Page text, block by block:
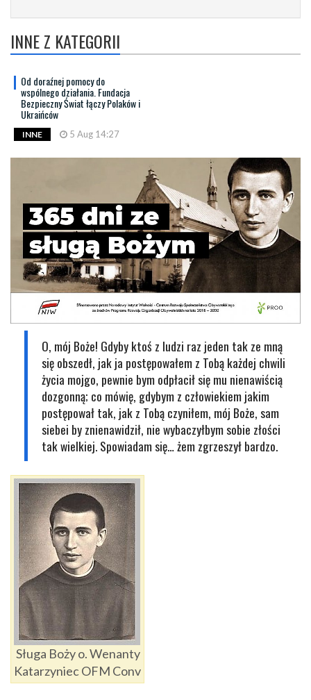
INNE Z KATEGORII
Od doraźnej pomocy do
wspólnego działania. Fundacja
Bezpieczny Świat łączy Polaków i
Ukraińców
INNE 5 Aug 14:27
O, mój Boże! Gdyby ktoś z ludzi raz jeden tak ze mną
się obszedł, jak ja postępowałem z Tobą każdej chwili
życia mojgo, pewnie bym odpłacił się mu nienawiścią
dozgonną; co mówię, gdybym z człowiekiem jakim
postępował tak, jak z Tobą czyniłem, mój Boże, sam
siebei by znienawidził, nie wybaczyłbym sobie złości
tak wielkiej. Spowiadam się… żem zgrzeszył bardzo.
Sługa Boży o. Wenanty
Katarzyniec OFM Conv